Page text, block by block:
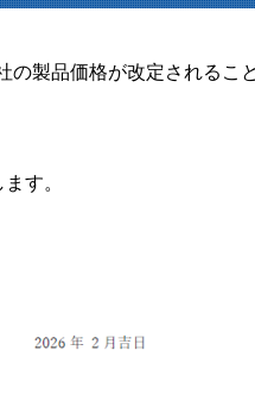
の製品価格が改定されるこ
す。